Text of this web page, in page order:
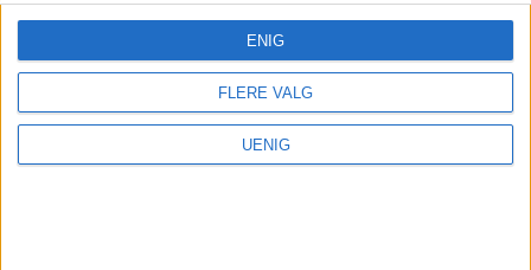
FLERE VALG
UENIG
ENIG
og går på skole.
KONTAKT OSS
Redaktør, Vegard Velle